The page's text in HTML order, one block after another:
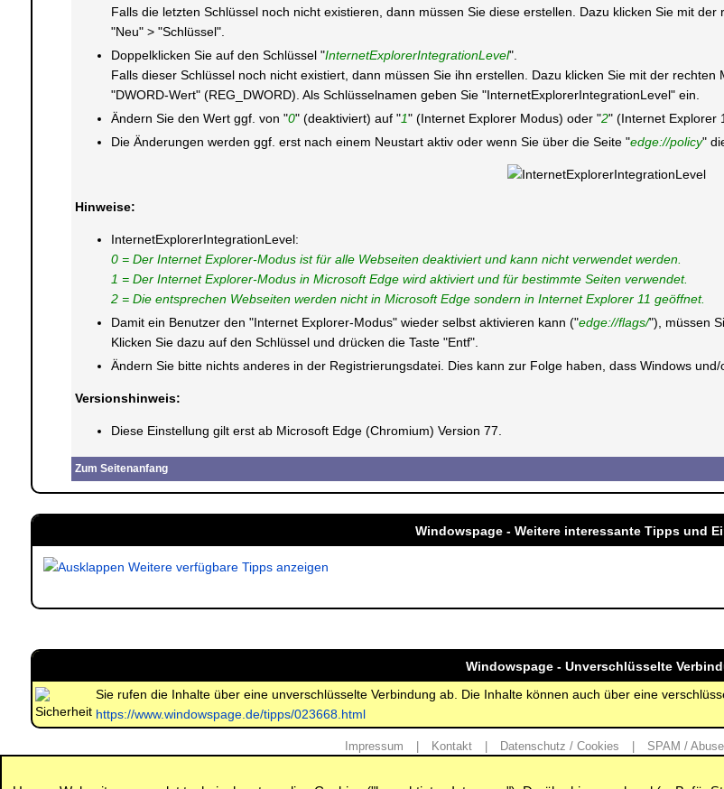
Falls die letzten Schlüssel noch nicht existieren, dann müssen Sie diese erstellen. Dazu klicken Sie mit
"Neu" > "Schlüssel".
Doppelklicken Sie auf den Schlüssel "InternetExplorerIntegrationLevel".
Falls dieser Schlüssel noch nicht existiert, dann müssen Sie ihn erstellen. Dazu klicken Sie mit der
"DWORD-Wert" (REG_DWORD). Als Schlüsselnamen geben Sie "InternetExplorerIntegrationLevel" ein.
Ändern Sie den Wert ggf. von "0" (deaktiviert) auf "1" (Internet Explorer Modus) oder "2" (Internet Explorer
Die Änderungen werden ggf. erst nach einem Neustart aktiv oder wenn Sie über die Seite "edge://policy"
Hinweise:
InternetExplorerIntegrationLevel:
0 = Der Internet Explorer-Modus ist für alle Webseiten deaktiviert und kann nicht verwendet werden.
1 = Der Internet Explorer-Modus in Microsoft Edge wird aktiviert und für bestimmte Seiten verwendet.
2 = Die entsprechen Webseiten werden nicht in Microsoft Edge sondern in Internet Explorer 11 geöffnet.
Damit ein Benutzer den "Internet Explorer-Modus" wieder selbst aktivieren kann ("edge://flags/"), müssen
Klicken Sie dazu auf den Schlüssel und drücken die Taste "Entf".
Ändern Sie bitte nichts anderes in der Registrierungsdatei. Dies kann zur Folge haben, dass Windows
Versionshinweis:
Diese Einstellung gilt erst ab Microsoft Edge (Chromium) Version 77.
Zum Seitenanfang
Windowspage - Weitere interessante Tipps und
Weitere verfügbare Tipps anzeigen
Windowspage - Unverschlüsselte
Sie rufen die Inhalte über eine unverschlüsselte Verbindung ab. Die Inhalte können auch über eine
https://www.windowspage.de/tipps/023668.html
Impressum Kontakt Datenschutz / Cookies SPAM / Abuse